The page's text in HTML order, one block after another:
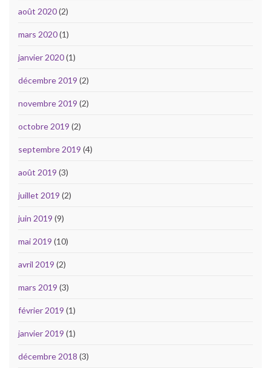
août 2020(2)
mars 2020(1)
janvier 2020(1)
décembre 2019 (2)
novembre 2019 (2)
octobre 2019 (2)
septembre 2019 (4)
août 2019 (3)
juillet 2019 (2)
juin 2019 (9)
mai 2019 (10)
avril 2019 (2)
mars 2019 (3)
février 2019 (1)
janvier 2019 (1)
décembre 2018 (3)